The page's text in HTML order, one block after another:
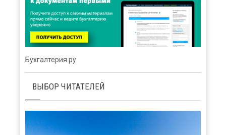
Бухгалтерия.ру
ВЫБОР ЧИТАТЕЛЕЙ